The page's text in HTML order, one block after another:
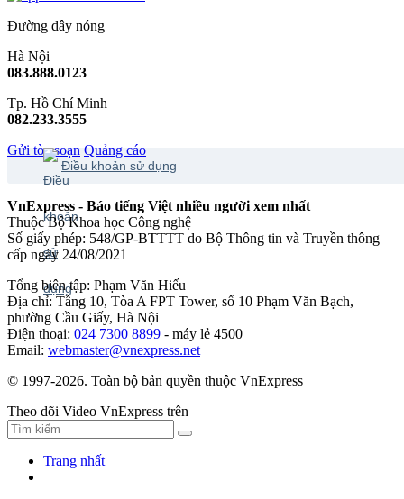
Đường dây nóng
Hà Nội
083.888.0123
Tp. Hồ Chí Minh
082.233.3555
Gửi tòa soạn Quảng cáo
Điều khoản sử dụng
VnExpress - Báo tiếng Việt nhiều người xem nhất
Thuộc Bộ Khoa học Công nghệ
Số giấy phép: 548/GP-BTTTT do Bộ Thông tin và Truyền thông
cấp ngày 24/08/2021
Tổng biên tập: Phạm Văn Hiếu
Địa chỉ: Tầng 10, Tòa A FPT Tower, số 10 Phạm Văn Bạch,
phường Cầu Giấy, Hà Nội
Điện thoại: 024 7300 8899 - máy lẻ 4500
Email: webmaster@vnexpress.net
© 1997-2026. Toàn bộ bản quyền thuộc VnExpress
Theo dõi Video VnExpress trên
Trang nhất